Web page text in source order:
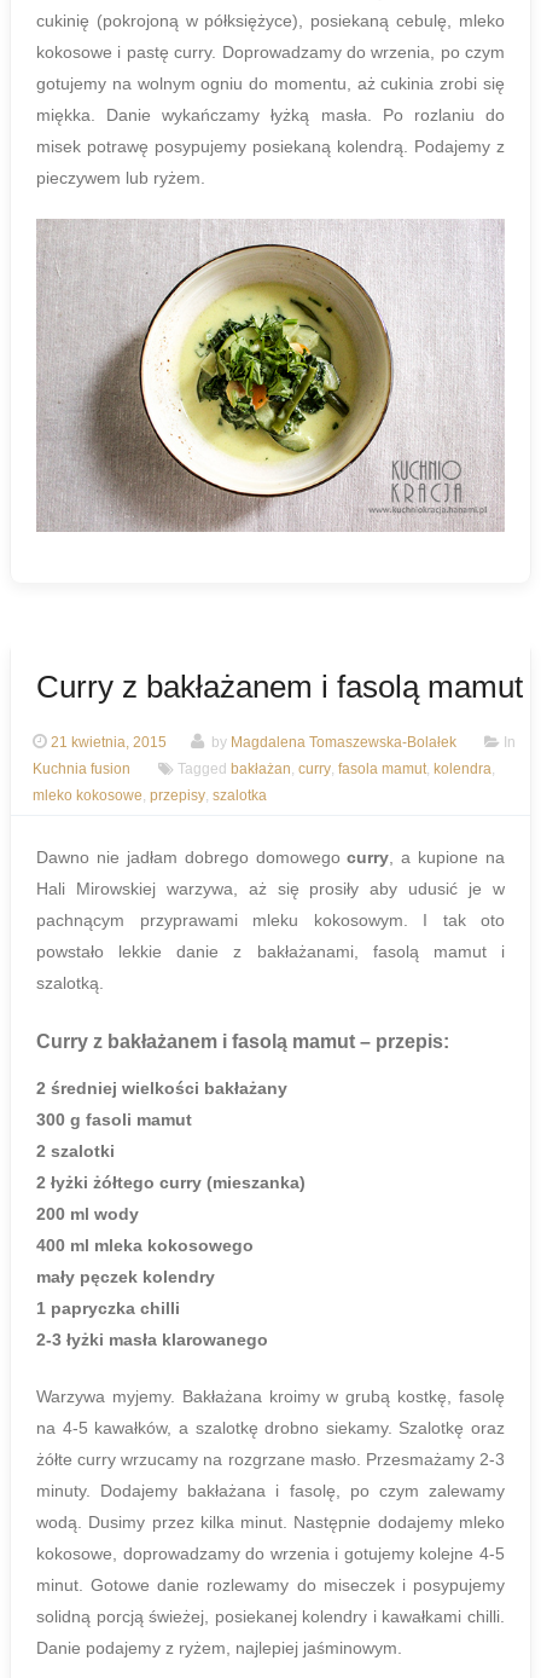
cukinię (pokrojoną w półksiężyce), posiekaną cebulę, mleko
kokosowe i pastę curry. Doprowadzamy do wrzenia, po czym
gotujemy na wolnym ogniu do momentu, aż cukinia zrobi się
miękka. Danie wykańczamy łyżką masła. Po rozlaniu do
misek potrawę posypujemy posiekaną kolendrą. Podajemy z
pieczywem lub ryżem.
Curry z bakłażanem i fasolą mamut
21 kwietnia, 2015 by Magdalena Tomaszewska-Bolałek
In
Kuchnia fusion
Tagged bakłażan, curry, fasola mamut, kolendra,
mleko kokosowe, przepisy, szalotka
Dawno nie jadłam dobrego domowegocurry , a kupione na
Hali Mirowskiej warzywa, aż się prosiły aby udusić je w
pachnącym przyprawami mleku kokosowym. I tak oto
powstało lekkie danie z bakłażanami, fasolą mamut i
szalotką.
Curry z bakłażanem i fasolą mamut – przepis:
2 średniej wielkości bakłażany
300 g fasoli mamut
2 szalotki
2 łyżki żółtego curry (mieszanka)
200 ml wody
400 ml mleka kokosowego
mały pęczek kolendry
1 papryczka chilli
2-3 łyżki masła klarowanego
Warzywa myjemy. Bakłażana kroimy w grubą kostkę, fasolę
na 4-5 kawałków, a szalotkę drobno siekamy. Szalotkę oraz
żółte curry wrzucamy na rozgrzane masło. Przesmażamy 2-3
minuty. Dodajemy bakłażana i fasolę, po czym zalewamy
wodą. Dusimy przez kilka minut. Następnie dodajemy mleko
kokosowe, doprowadzamy do wrzenia i gotujemy kolejne 4-5
minut. Gotowe danie rozlewamy do miseczek i posypujemy
solidną porcją świeżej, posiekanej kolendry i kawałkami chilli.
Danie podajemy z ryżem, najlepiej jaśminowym.